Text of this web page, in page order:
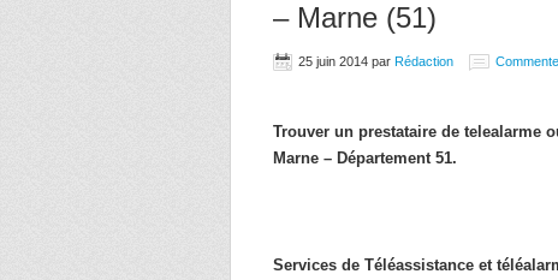
– Marne (51)
25 juin 2014 par Rédaction
Trouver un prestataire de telealarme
Marne – Département 51.
Services de Téléassistance et